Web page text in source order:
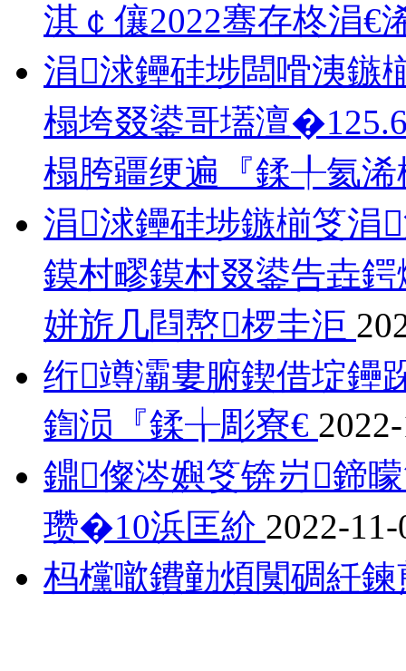
淇￠儴2022骞存柊涓
涓浗鑸硅埗闆嗗洟鏃
榻垮叕鍙哥壒澶
榻胯疆绠遍『鍒╀氦
涓浗鑸硅埗鏃椾笅涓
鏌村疁鏌村叕鍙告垚
姘旂几閰嶅椤圭洰
绗竴灞婁腑鍥借埞鑸
鍧涢『鍒╁彫寮€
鐤儏涔嬩笅锛岃鍗
瓒�10浜匡紒 2022-11-
杩欓噷鐨勭煩闃碉紝